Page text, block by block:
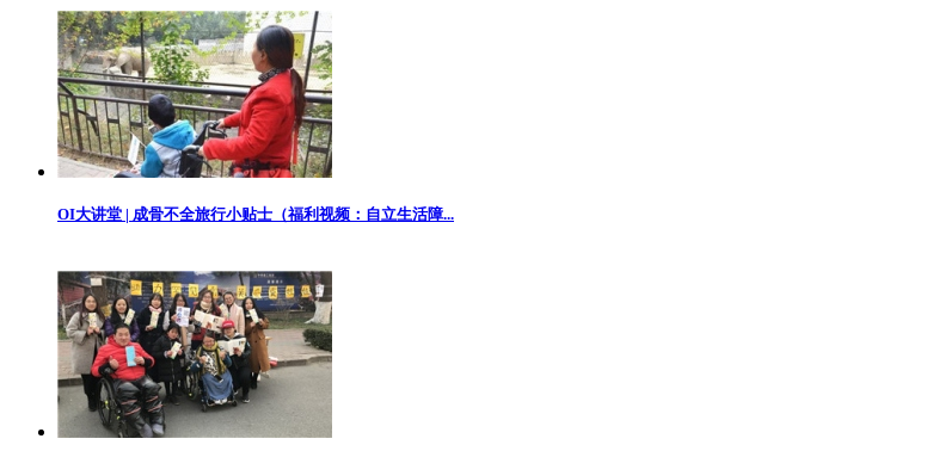
OI大讲堂 | 成骨不全旅行小贴士（福利视频：自立生活障...